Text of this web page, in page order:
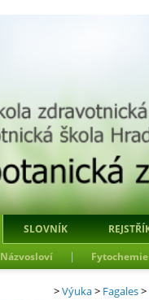
SLOVNÍK
Názvosloví | Fytochemie
>Výuka> Fagales>